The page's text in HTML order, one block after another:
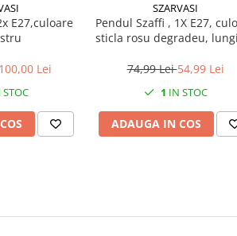
E27,culoare
Lei
SZARVASI
Pendul Szaffi , 1X E27,
sticla rosu degradeu,
74,99 Lei54,99 Lei
1 IN STOC
ADAUGA IN COS